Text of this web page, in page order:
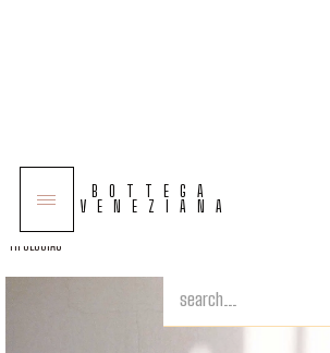
BOTTEGA
VENEZIANA
SOLUCIONES
TIPOLOGÍAS